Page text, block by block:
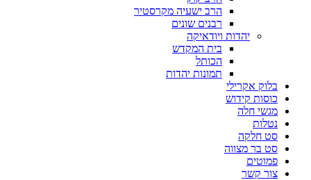
הרב ישעיה מקרסטיר
רבנים שונים
יהדות ויודאיקה
בית המקדש
הכותל
תמונות יהדות
בלוק אקרילי
כוסות קידוש
מגשי חלה
נטלות
סט חלקה
סט בר מצווה
פמוטים
צור קשר